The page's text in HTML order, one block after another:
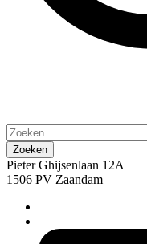
Pieter Ghijsenlaan 12A
1506 PV Zaandam